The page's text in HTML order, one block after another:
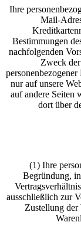
Ihre
Mail-
Bestimmungen
nachfolgenden
Zweck
nur auf unsere
auf andere Seiten
dort über
(1) Ihre
Begründung,
ausschließlich zur
Zustellung